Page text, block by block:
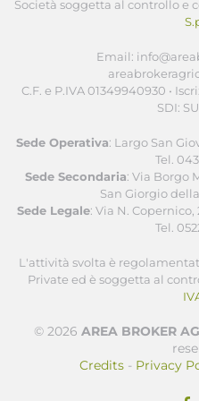
Società soggetta al controllo e
Email:
C.F. e P.IVA 01349940930 •
SDI:
Sede Operativa: Largo San
Tel.
Sede Secondaria: Via Borgo
San Giorgio
Sede Legale: Via N. Copernico,
Tel.
L'attività svolta è
Private ed è soggetta al
© 2026 AREA BROKER
Credits - Privacy